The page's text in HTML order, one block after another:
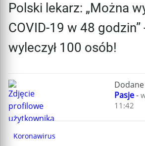
Polski lekarz: „Można
COVID-19 w 48
wyleczył 100 osób!
Pasje-
11:42
Koronawirus